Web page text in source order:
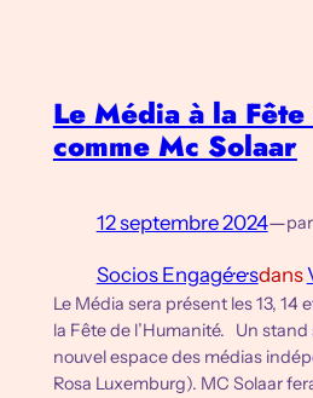
Le Média à la Fête
comme Mc Solaar
12 septembre 2024—par
Socios Engagé·e·sdans
Le Média sera présent les 13, 14
la Fête de l’Humanité. Un
nouvel espace des médias
Rosa Luxemburg). MC Solaar